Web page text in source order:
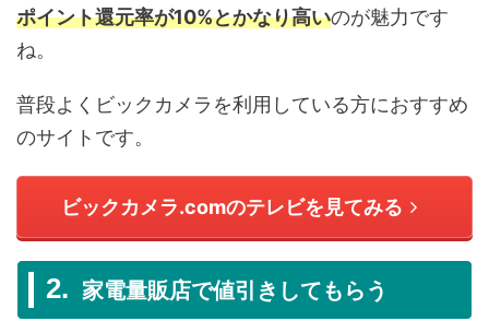
ポイント還元率が10%とかなり高いのが魅力です
ね。
普段よくビックカメラを利用している方におすすめ
のサイトです。
ビックカメラ.comのテレビを見てみる
家電量販店で値引きしてもらう